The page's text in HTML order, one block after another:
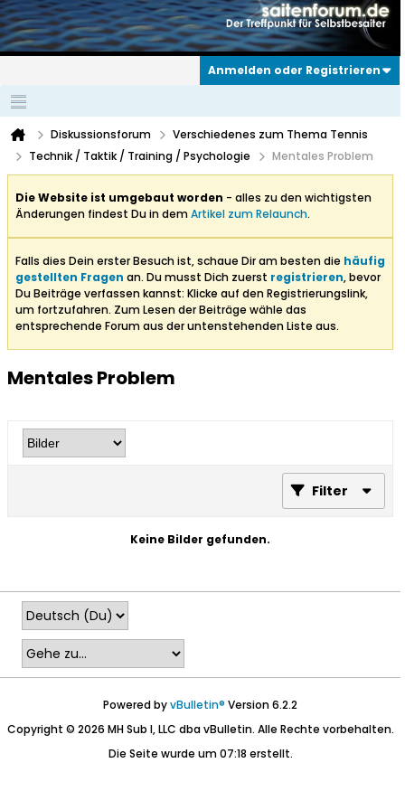
Anmelden oder Registrieren
Diskussionsforum
Verschiedenes zum Thema Tennis
Technik / Taktik / Training / Psychologie
Mentales Problem
Die Website ist umgebaut worden - alles zu den wichtigsten
Änderungen findest Du in demArtikel zum Relaunch.
Falls dies Dein erster Besuch ist, schaue Dir am besten die häufig
gestellten Fragen an. Du musst Dich zuerst registrieren, bevor
Du Beiträge verfassen kannst: Klicke auf den Registrierungslink,
um fortzufahren. Zum Lesen der Beiträge wähle das
entsprechende Forum aus der untenstehenden Liste aus.
Mentales Problem
Filter
Keine Bilder gefunden.
Powered byvBulletin® Version 6.2.2
Copyright © 2026 MH Sub I, LLC dba vBulletin. Alle Rechte vorbehalten.
Die Seite wurde um 07:18 erstellt.